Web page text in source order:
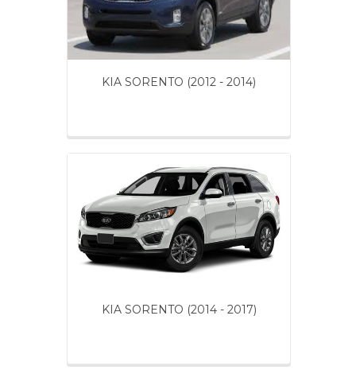
KIA SORENTO (2012 - 2014)
KIA SORENTO (2014 - 2017)